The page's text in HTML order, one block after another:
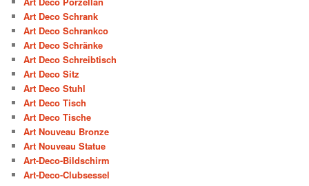
Art Deco Schrank
Art Deco Schrankco
Art Deco Schränke
Art Deco Schreibtisch
Art Deco Sitz
Art Deco Stuhl
Art Deco Tisch
Art Deco Tische
Art Nouveau Bronze
Art Nouveau Statue
Art-Deco-Bildschirm
Art-Deco-Clubsessel